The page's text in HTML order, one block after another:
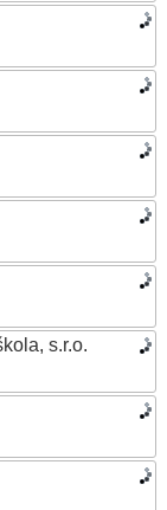
s.r.o.